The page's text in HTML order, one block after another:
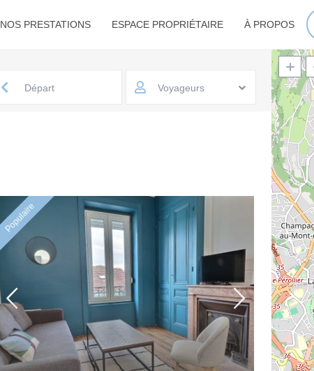
NOS PRESTATIONS ESPACE PROPRIÉTAIRE À PROPOS
Voyageurs
Populaire